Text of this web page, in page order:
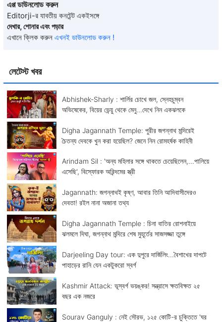
লেটেস্ট খবর
Abhishek-Sharly : শার্লির চোখে জল, স্নেহচুম্বন
অভিষেকের, বিয়ের ভেন্য়ু থেকে মেনু...দেখে নিন একঝলকে
Digha Jagannath Temple: পুরীর জগন্নাথ মন্দিরেই
চৈতন্য দেবকে খুন করা হয়েছিল? জেনে নিন রোমহর্ষক কাহিনী
Arindam Sil : 'অন্য মহিলার সঙ্গে থাকতে চেয়েছিলেন,...পালিয়ে
এসেছি', বিস্ফোরক অরিন্দমের স্ত্রী
Jagannath: জগন্নাথই কৃষ্ণ, আবার তিনি আদিবাসীদেরও
দেবতা! রইল নানা অজানা তথ্য
Digha Jagannath Temple : চিনা বাতির রোশনাইয়ে
ঝলমলে দিঘা, জগন্নাথ মন্দিরে শেষ মুহূর্তের সাজসজ্জা তুঙ্গে
Darjeeling Day tour: এক দুপুরে দার্জিলিং...বৈশাখের দাপটে
পাহাড়ের রানি যেন একটুকরো স্বর্গ
Kashmir Attack: ভূস্বর্গ ভয়ঙ্কর! সন্ত্রাসে ক্ষতবিক্ষত ২৫
বছর এক নজরে
Sourav Ganguly : নেই সৌরভ, ১২৫ কোটি-র চুক্তিতে 'ঘর
এপ্প ডাউনলোড করুন
Editorji-র যাবতীয় কনটেন্ট একইসঙ্গে
দেখার, শোনার এবং পড়ার
এখানে ক্লিক করুন এখনই ডাউনলোড করুন !